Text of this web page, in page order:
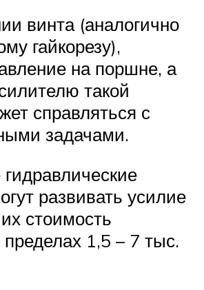
винта (аналогично
гайкорезу),
на поршне, а
такой
справляться с
задачами.
развивать усилие
стоимость
пределах 1,5 – 7 тыс.